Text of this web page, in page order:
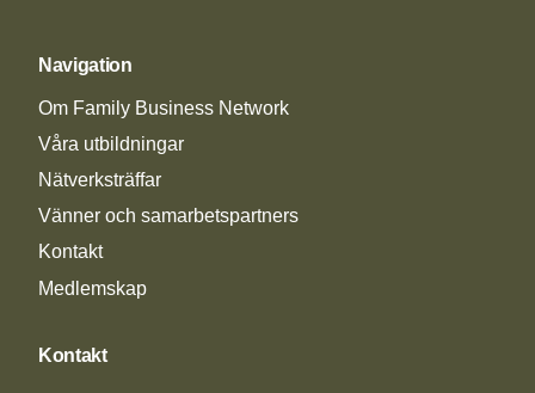
Navigation
Om Family Business Network
Våra utbildningar
Nätverksträffar
Vänner och samarbetspartners
Kontakt
Medlemskap
Kontakt